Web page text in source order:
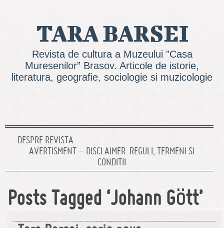
TARA BARSEI
Revista de cultura a Muzeului ”Casa
Muresenilor” Brasov. Articole de istorie,
literatura, geografie, sociologie si muzicologie
DESPRE REVISTA
AVERTISMENT – DISCLAIMER. REGULI, TERMENI SI
CONDITII
Posts Tagged ‘Johann Gött’